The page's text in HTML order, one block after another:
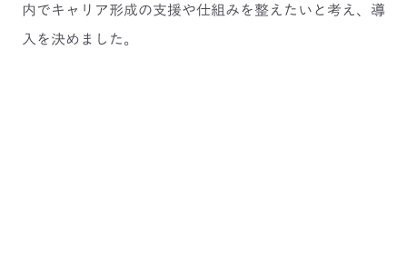
内でキャリア形成の支援や仕組みを整えたいと考え、導
入を決めました。